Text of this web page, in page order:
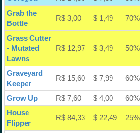
Grab the
Bottle
R$ 3,00 $ 1,49 70%
Grass Cutter
- Mutated
Lawns
R$ 12,97 $ 3,49 50%
Graveyard
Keeper
R$ 15,60 $ 7,99 60%
Grow Up R$ 7,60 $ 4,00 60%
House
Flipper
R$ 84,33 $ 22,49 25%